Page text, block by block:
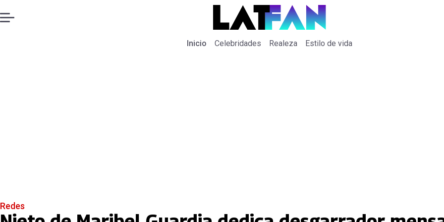
Inicio Celebridades Realeza Estilo de vida
Redes